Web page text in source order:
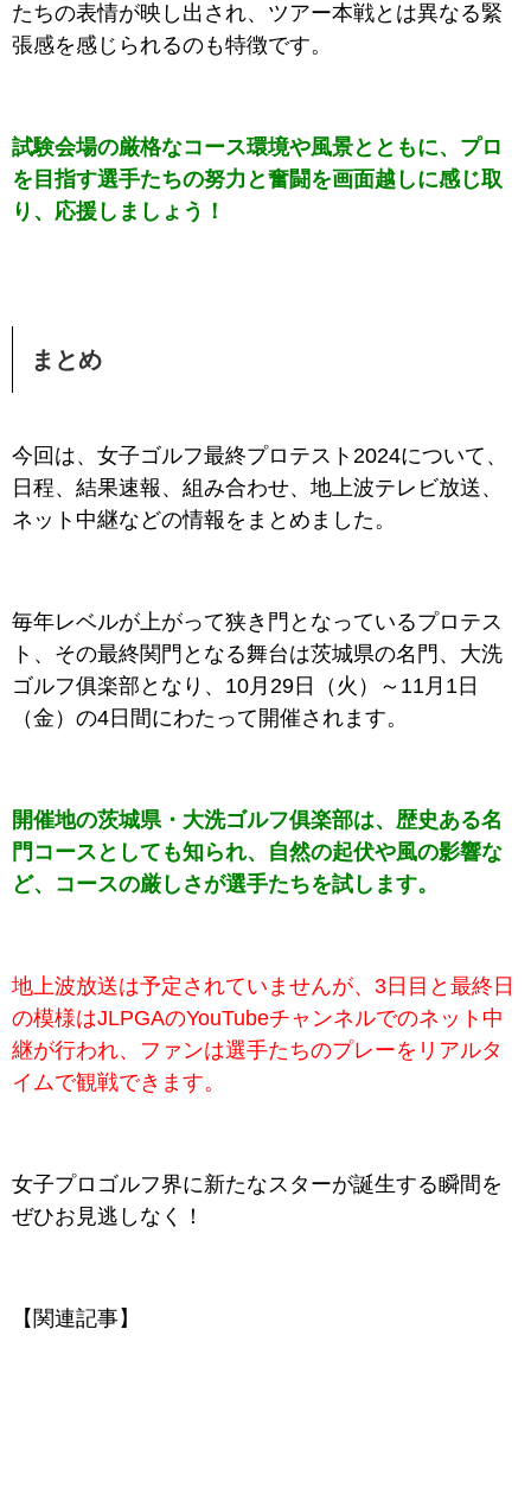
たちの表情が映し出され、ツアー本戦とは異なる緊
張感を感じられるのも特徴です。
試験会場の厳格なコース環境や風景とともに、プロ
を目指す選手たちの努力と奮闘を画面越しに感じ取
り、応援しましょう！
まとめ
今回は、女子ゴルフ最終プロテスト2024について、
日程、結果速報、組み合わせ、地上波テレビ放送、
ネット中継などの情報をまとめました。
毎年レベルが上がって狭き門となっているプロテス
ト、その最終関門となる舞台は茨城県の名門、大洗
ゴルフ俱楽部となり、10月29日（火）～11月1日
（金）の4日間にわたって開催されます。
開催地の茨城県・大洗ゴルフ俱楽部は、歴史ある名
門コースとしても知られ、自然の起伏や風の影響な
ど、コースの厳しさが選手たちを試します。
地上波放送は予定されていませんが、3日目と最終日
の模様はJLPGAのYouTubeチャンネルでのネット中
継が行われ、ファンは選手たちのプレーをリアルタ
イムで観戦できます。
女子プロゴルフ界に新たなスターが誕生する瞬間を
ぜひお見逃しなく！
【関連記事】